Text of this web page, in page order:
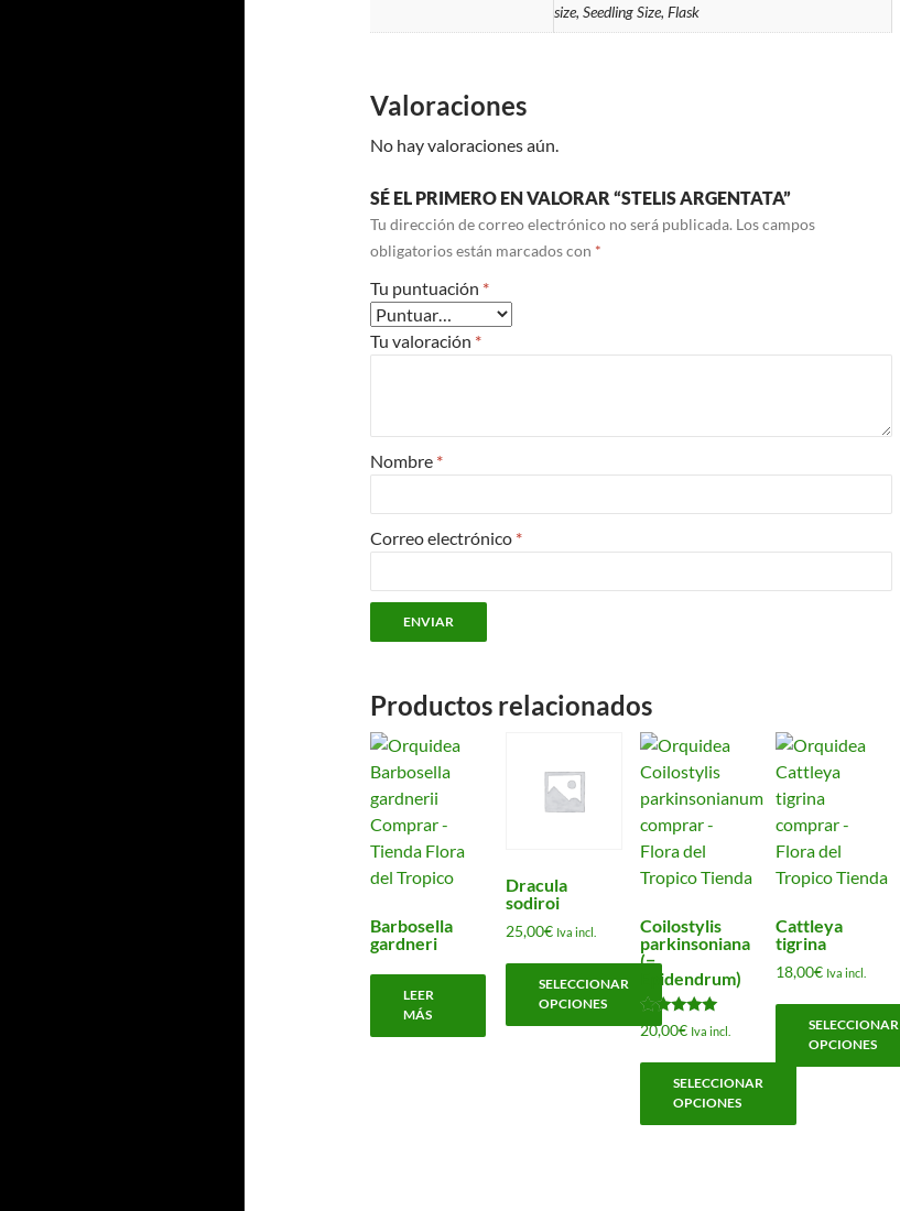
size, Seedling Size, Flask
Valoraciones
No hay valoraciones aún.
SÉ EL PRIMERO EN VALORAR “STELIS ARGENTATA”
Tu dirección de correo electrónico no será publicada. Los campos
obligatorios están marcados con *
Tu puntuación *
Tu valoración *
Nombre *
Correo electrónico *
Productos relacionados
Barbosella
gardneri
LEER
MÁS
Dracula
sodiroi
25,00€ Iva incl.
SELECCIONAR
OPCIONES
Coilostylis
parkinsoniana
(=
Epidendrum)
Valorado
con
de 5
20,00€ Iva incl.
SELECCIONAR
OPCIONES
Cattleya
tigrina
18,00€ Iva incl.
SELECCIONAR
OPCIONES
tiene